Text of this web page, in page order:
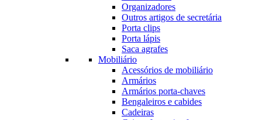
Organizadores
Outros artigos de secretária
Porta clips
Porta lápis
Saca agrafes
Mobiliário
Acessórios de mobiliário
Armários
Armários porta-chaves
Bengaleiros e cabides
Cadeiras